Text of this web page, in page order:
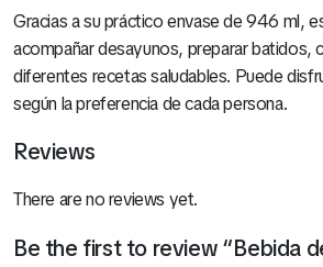
Gracias a su práctico envase de 946 ml,
acompañar desayunos, preparar batidos,
diferentes recetas saludables. Puede
según la preferencia de cada persona.
Reviews
There are no reviews yet.
Be the first to review “Bebida